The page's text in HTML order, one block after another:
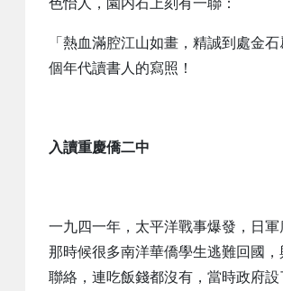
色怡人，園内石上刻有一聯：
「熱血滿腔江山如畫，精誠到處金
個年代讀書人的寫照！
入讀重慶僑二中
一九四一年，太平洋戰事爆發，日軍
那時候很多南洋華僑學生逃難回國
聯絡，連吃飯錢都沒有，當時政府設